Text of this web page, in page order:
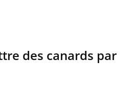
des canards par